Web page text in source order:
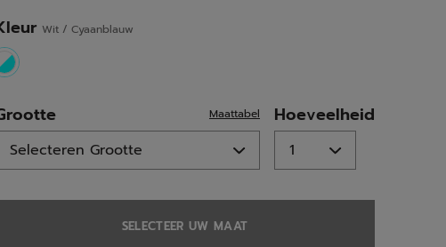
Wit / Cyaanblauw
selected
Maattabel Hoeveelheid
SELECTEER UW MAAT